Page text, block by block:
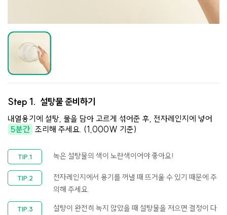
Step 1. 설탕물 준비하기
내열용기에 설탕, 물을 담아 고르게 섞어준 후, 전자레인지에 넣어
5분간 조리해 주세요. (1,000W 기준)
녹은 설탕물의 색이 노란색이어야 좋아요!
전자레인지에서 용기를 꺼낼 때 뜨거울 수 있기 때문에 주
의해 주세요.
설탕이 완전히 녹지 않았을 때 설탕물을 저으면 결정이 다